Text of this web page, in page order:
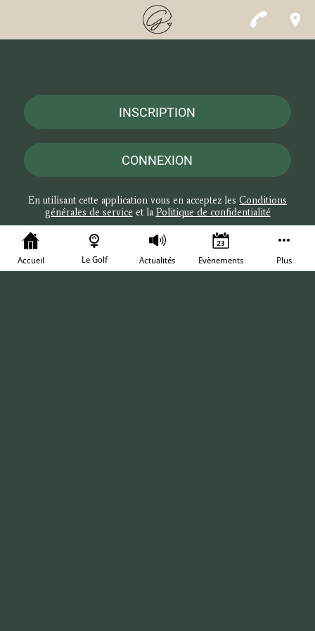
INSCRIPTION
CONNEXION
En utilisant cette application vous en acceptez les Conditions
générales de service et la Politique de confidentialité
Accueil Le Golf Actualités Evènements Plus